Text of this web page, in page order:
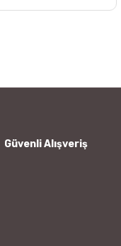
Güvenli Alışveriş